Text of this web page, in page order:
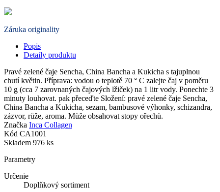
Záruka originality
Popis
Detaily produktu
Pravé zelené čaje Sencha, China Bancha a Kukicha s tajuplnou
chutí květin. Příprava: vodou o teplotě 70 ° C zalejte čaj v poměru
10 g (cca 7 zarovnaných čajových lžiček) na 1 litr vody. Ponechte 3
minuty louhovat. pak přeceďte Složení: pravé zelené čaje Sencha,
China Bancha a Kukicha, sezam, bambusové výhonky, schizandra,
zázvor, růže, aroma. Může obsahovat stopy ořechů.
Značka Inca Collagen
Kód CA1001
Skladem 976 ks
Parametry
Určenie
Doplňkový sortiment